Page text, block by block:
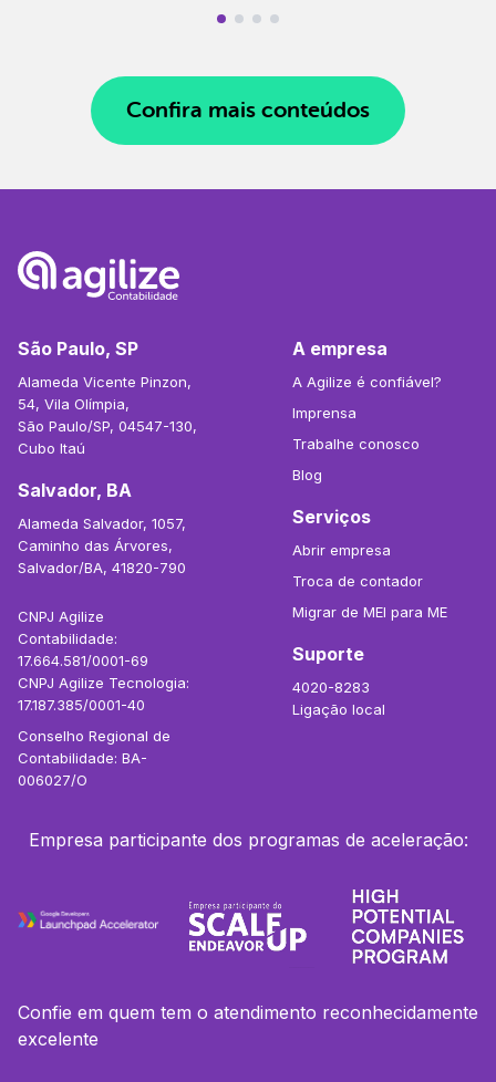
Confira mais conteúdos
São Paulo, SP
Alameda Vicente Pinzon,
54, Vila Olímpia,
São Paulo/SP, 04547-130,
Cubo Itaú
Salvador, BA
Alameda Salvador, 1057,
Caminho das Árvores,
Salvador/BA, 41820-790
CNPJ Agilize
Contabilidade:
17.664.581/0001-69
CNPJ Agilize Tecnologia:
17.187.385/0001-40
Conselho Regional de
Contabilidade: BA-
006027/O
A empresa
A Agilize é confiável?
Imprensa
Trabalhe conosco
Blog
Serviços
Abrir empresa
Troca de contador
Migrar de MEI para ME
Suporte
4020-8283
Ligação local
Empresa participante dos programas de aceleração:
Confie em quem tem o atendimento reconhecidamente
excelente